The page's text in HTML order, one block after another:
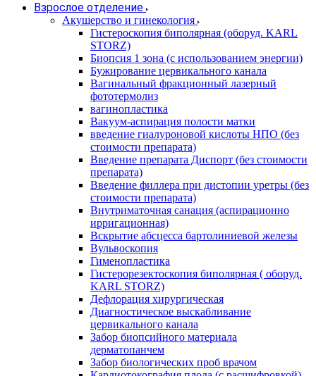
Взрослое отделение
Акушерство и гинекология
Гистероскопия биполярная (оборуд. KARL
STORZ)
Биопсия 1 зона (с использованием энергии)
Бужирование цервикального канала
Вагинальный фракционный лазерный
фототермолиз
вагинопластика
Вакуум-аспирация полости матки
введение гиалуроновой кислоты НПО (без
стоимости препарата)
Введение препарата Диспорт (без стоимости
препарата)
Введение филлера при дистопии уретры (без
стоимости препарата)
Внутриматочная санация (аспирационно
ирригационная)
Вскрытие абсцесса бартолиниевой железы
Вульвоскопия
Гименопластика
Гистерорезектоскопия биполярная ( оборуд.
KARL STORZ)
Дефлорация хирургическая
Диагностическое выскабливание
цервикального канала
Забор биопсийного материала
дерматопанчем
Забор биологических проб врачом